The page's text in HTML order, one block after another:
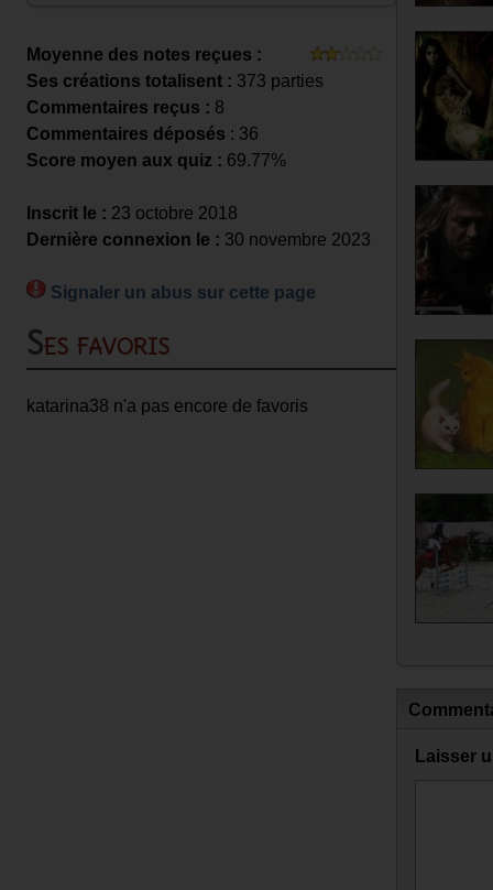
Moyenne des notes reçues :
Ses créations totalisent : 373 parties
Commentaires reçus : 8
Commentaires déposés : 36
Score moyen aux quiz : 69.77%
Inscrit le : 23 octobre 2018
Dernière connexion le : 30 novembre 2023
Signaler un abus sur cette page
Ses favoris
katarina38 n'a pas encore de favoris
Laisser